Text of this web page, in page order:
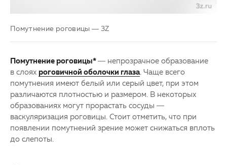
Клуб офтальмологов
Оптика
Помутнение роговицы — 3Z
Помутнение роговицы*— непрозрачное образование
в слоях роговичной оболочки глаза. Чаще всего
помутнения имеют белый или серый цвет, при этом
различаются плотностью и размером. В некоторых
образованиях могут прорастать сосуды —
васкуляризация роговицы. Стоит отметить, что при
появлении помутнений зрение может снижаться вплоть
до слепоты.